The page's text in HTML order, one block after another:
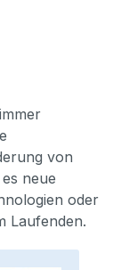
von
neue
oder
Laufenden.